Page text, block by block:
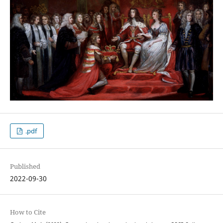
.pdf
Published
2022-09-30
How to Cite